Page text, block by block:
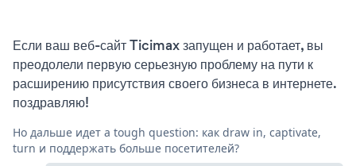
Если ваш веб-сайт Ticimax запущен и работает, вы
преодолели первую серьезную проблему на пути к
расширению присутствия своего бизнеса в интернете.
поздравляю!
Но дальше идет a tough question: как draw in, captivate,
turn и поддержать больше посетителей?